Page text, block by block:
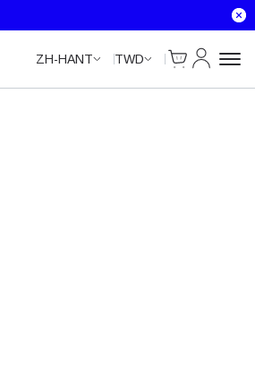
ZH-HANT TWD
Cart
我的帳戶